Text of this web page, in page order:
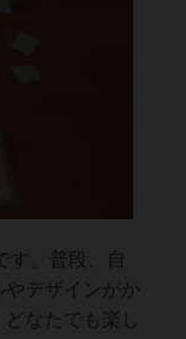
す。普段、自
デザインがか
なたでも楽し